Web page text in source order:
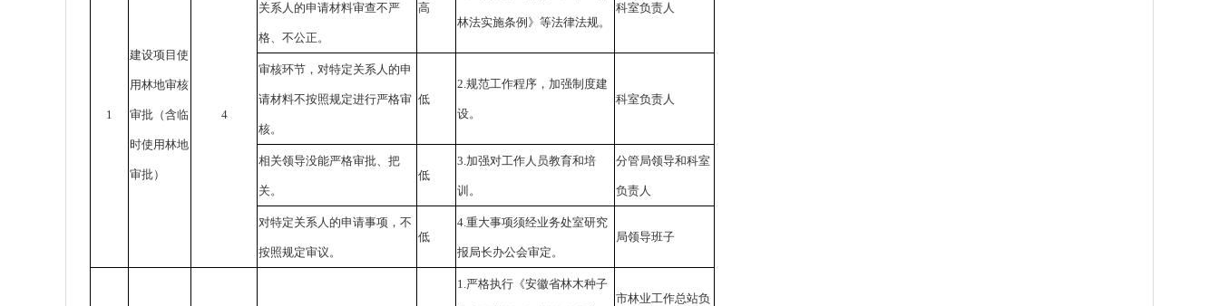
1
建设项目使
用林地审核
审批（含临
时使用林地
审批）
4
关系人的申请材料审查不严
格、不公正。
高
林法实施条例》等法律法规。
科室负责人
审核环节，对特定关系人的申
请材料不按照规定进行严格审
核。
低
2.规范工作程序，加强制度建
设。
科室负责人
相关领导没能严格审批、把
关。
低
3.加强对工作人员教育和培
训。
分管局领导和科室
负责人
对特定关系人的申请事项，不
按照规定审议。
低
4.重大事项须经业务处室研究
报局长办公会审定。
局领导班子
1.严格执行《安徽省林木种子
市林业工作总站负